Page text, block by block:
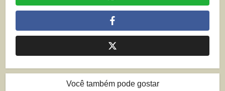
Você também pode gostar